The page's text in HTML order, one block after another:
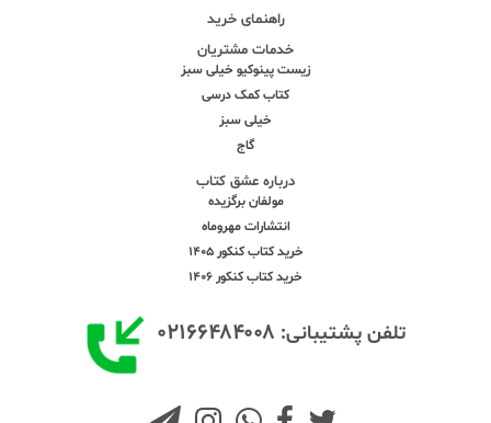
راهنمای خرید
خدمات مشتریان
زیست پینوکیو خیلی سبز
کتاب کمک درسی
خیلی سبز
گاج
درباره عشق کتاب
مولفان برگزیده
انتشارات مهروماه
خرید کتاب کنکور 1405
خرید کتاب کنکور 1406
تلفن پشتیبانی: ۰۲۱۶۶۴۸۴۰۰۸